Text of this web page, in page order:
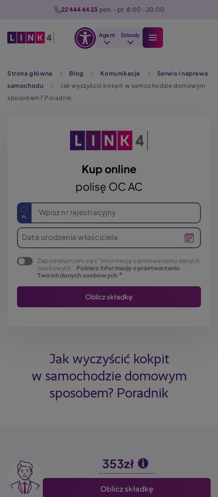
22 444 44 23 pon. - pt. 8:00 - 20:00
Agent Szkody
Strona główna Blog Komunikacja
Serwis i naprawa
samochodu
Jak wyczyścić kokpit w samochodzie domowym
sposobem? Poradnik
Kup online
polisę OC AC
Wpisz nr rejestracyjny
Data urodzenia właściciela
Zapoznałam/em się z "Informacją o przetwarzaniu danych
osobowych". Pobierz informację o przetwarzaniu
Twoich danych osobowych
Jak wyczyścić kokpit
w samochodzie domowym
sposobem? Poradnik
Image 353zł
Oblicz składkę